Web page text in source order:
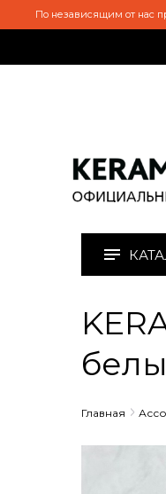
По независящим от нас
Главная